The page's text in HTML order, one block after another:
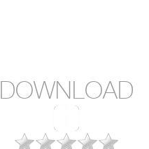
DOWNLOAD